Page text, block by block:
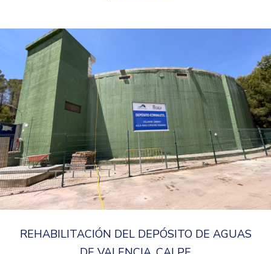
REHABILITACIÓN DEL DEPÓSITO DE AGUAS